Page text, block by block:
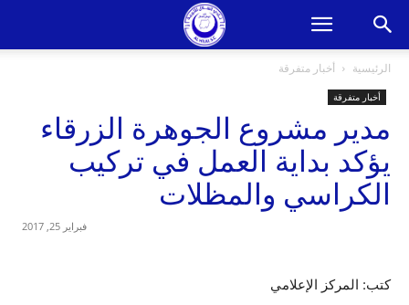
الرئيسية أخبار متفرقة
أخبار متفرقة
مدير مشروع الجوهرة الزرقاء
يؤكد بداية العمل في تركيب
الكراسي والمظلات
فبراير 25, 2017
كتب: المركز الإعلامي